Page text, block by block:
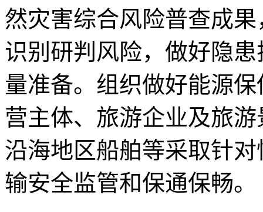
然灾害综合风险普查成
识别研判风险，做好隐
量准备。组织做好能源
营主体、旅游企业及旅
沿海地区船舶等采取针
输安全监管和保通保畅。